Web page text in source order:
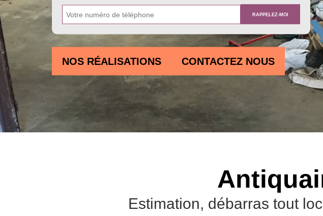
NOS RÉALISATIONS CONTACTEZ NOUS
Estimation, débarras tout